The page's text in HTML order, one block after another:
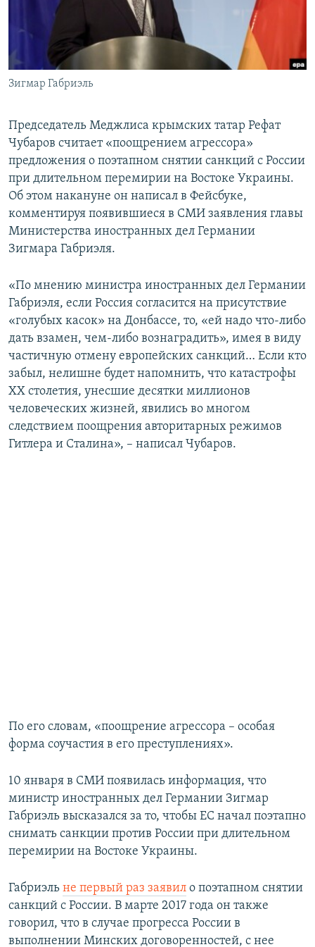
ПОБЕДИТЕЛЕЙ НЕ СУДЯТ?
КРЫМ.НЕПОКОРЕННЫЙ
ELIFBE
УКРАИНСКАЯ ПРОБЛЕМА КРЫМА
ПРИСОЕДИНЯЙТЕСЬ!
Зигмар Габриэль
Председатель Меджлиса крымских татар Рефат
Чубаров считает «поощрением агрессора»
предложения о поэтапном снятии санкций с России
при длительном перемирии на Востоке Украины.
Об этом накануне он написал в Фейсбуке,
комментируя появившиеся в СМИ заявления главы
Министерства иностранных дел Германии
Зигмара Габриэля.
«По мнению министра иностранных дел Германии
Габриэля, если Россия согласится на присутствие
«голубых касок» на Донбассе, то, «ей надо что-либо
дать взамен, чем-либо вознаградить», имея в виду
частичную отмену европейских санкций… Если кто
забыл, нелишне будет напомнить, что катастрофы
ХХ столетия, унесшие десятки миллионов
человеческих жизней, явились во многом
следствием поощрения авторитарных режимов
Гитлера и Сталина», – написал Чубаров.
По его словам, «поощрение агрессора – особая
форма соучастия в его преступлениях».
10 января в СМИ появилась информация, что
министр иностранных дел Германии Зигмар
Габриэль высказался за то, чтобы ЕС начал поэтапно
снимать санкции против России при длительном
перемирии на Востоке Украины.
Габриэль не первый раз заявил о поэтапном снятии
санкций с России. В марте 2017 года он также
говорил, что в случае прогресса России в
выполнении Минских договоренностей, с нее